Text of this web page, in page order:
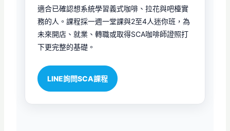
適合已確認想系統學習義式咖啡、拉花與吧檯實
務的人。課程採一週一堂課與2至4人迷你班，為
未來開店、就業、轉職或取得SCA咖啡師證照打
下更完整的基礎。
LINE詢問SCA課程